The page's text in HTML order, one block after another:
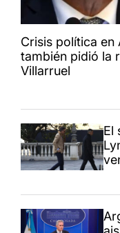
Crisis política en
también pidió la
Villarruel
El